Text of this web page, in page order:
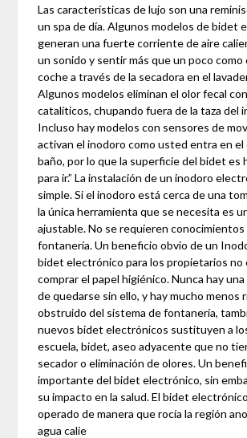
Las características de lujo son una
un spa de día. Algunos modelos de bidet
generan una fuerte corriente de aire
un sonido y sentir más que un poco como
coche a través de la secadora en el
Algunos modelos eliminan el olor fecal
catalíticos, chupando fuera de la taza del
Incluso hay modelos con sensores de
activan el inodoro como usted entra en
baño, por lo que la superficie del bidet es
para ir.” La instalación de un inodoro
simple. Si el inodoro está cerca de una
la única herramienta que se necesita es
ajustable. No se requieren
fontanería. Un beneficio obvio de un
bidet electrónico para los propietarios no
comprar el papel higiénico. Nunca hay
de quedarse sin ello, y hay mucho menos
obstruido del sistema de fontanería,
nuevos bidet electrónicos sustituyen a
escuela, bidet, aseo adyacente que no
secador o eliminación de olores. Un
importante del bidet electrónico, sin
su impacto en la salud. El bidet
operado de manera que rocía la región
agua calie